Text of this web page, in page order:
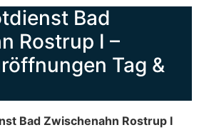
Bad
Rostrup I –
Tag &
Bad Zwischenahn Rostrup I